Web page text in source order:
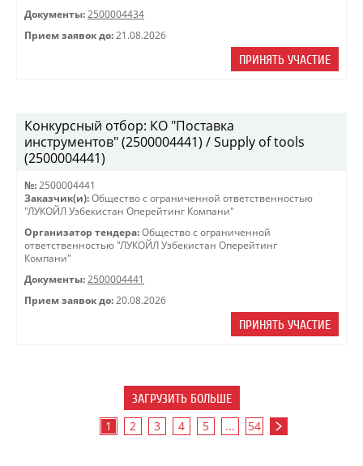
Документы: 2500004434
Прием заявок до: 21.08.2026
ПРИНЯТЬ УЧАСТИЕ
Конкурсный отбор: КО "Поставка
инструментов" (2500004441) / Supply of tools
(2500004441)
№: 2500004441
Заказчик(и): Общество с ограниченной ответственностью
"ЛУКОЙЛ Узбекистан Оперейтинг Компани"
Организатор тендера: Общество с ограниченной
ответственностью "ЛУКОЙЛ Узбекистан Оперейтинг
Компани"
Документы: 2500004441
Прием заявок до: 20.08.2026
ПРИНЯТЬ УЧАСТИЕ
ЗАГРУЗИТЬ БОЛЬШЕ
1 2 3 4 5 ... 54